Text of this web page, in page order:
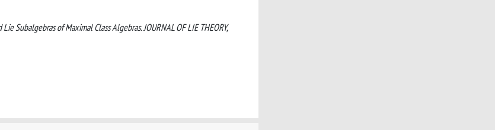
Subalgebras of Maximal Class Algebras. JOURNAL OF LIE THEORY,